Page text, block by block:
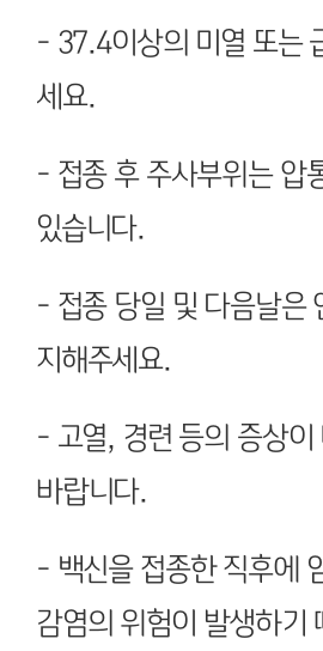
- 37.4이상의 미열 또는
세요.
- 접종 후 주사부위는 압
있습니다.
- 접종 당일 및 다음날은
지해주세요.
- 고열, 경련 등의 증상
바랍니다.
- 백신을 접종한 직후에
감염의 위험이 발생하기